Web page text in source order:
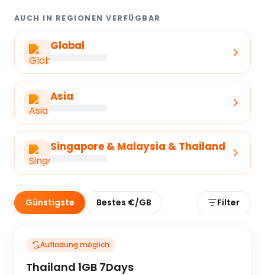
AUCH IN REGIONEN VERFÜGBAR
Global
Asia
Singapore & Malaysia & Thailand
Günstigste Bestes €/GB Filter
Aufladung möglich
Thailand 1GB 7Days